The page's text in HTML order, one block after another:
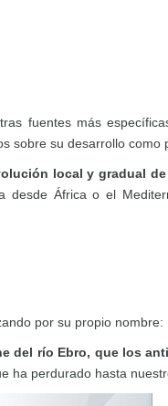
fuentes más
sobre su desarrollo como
local y gradual
desde África o el
por su propio nombre:
del río Ebro, que los
ha perdurado hasta